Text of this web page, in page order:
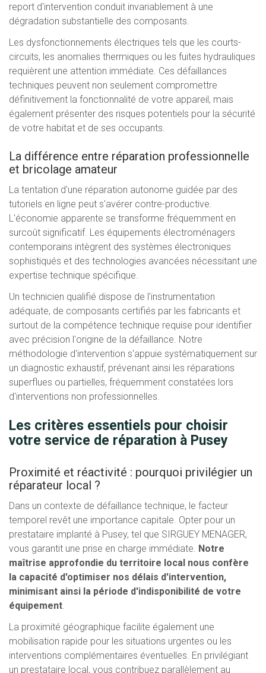
report d'intervention conduit invariablement à une
dégradation substantielle des composants.
Les dysfonctionnements électriques tels que les courts-
circuits, les anomalies thermiques ou les fuites hydrauliques
requièrent une attention immédiate. Ces défaillances
techniques peuvent non seulement compromettre
définitivement la fonctionnalité de votre appareil, mais
également présenter des risques potentiels pour la sécurité
de votre habitat et de ses occupants.
La différence entre réparation professionnelle
et bricolage amateur
La tentation d'une réparation autonome guidée par des
tutoriels en ligne peut s'avérer contre-productive.
L'économie apparente se transforme fréquemment en
surcoût significatif. Les équipements électroménagers
contemporains intègrent des systèmes électroniques
sophistiqués et des technologies avancées nécessitant une
expertise technique spécifique.
Un technicien qualifié dispose de l'instrumentation
adéquate, de composants certifiés par les fabricants et
surtout de la compétence technique requise pour identifier
avec précision l'origine de la défaillance. Notre
méthodologie d'intervention s'appuie systématiquement sur
un diagnostic exhaustif, prévenant ainsi les réparations
superflues ou partielles, fréquemment constatées lors
d'interventions non professionnelles.
Les critères essentiels pour choisir
votre service de réparation à Pusey
Proximité et réactivité : pourquoi privilégier un
réparateur local ?
Dans un contexte de défaillance technique, le facteur
temporel revêt une importance capitale. Opter pour un
prestataire implanté à Pusey, tel que SIRGUEY MENAGER,
vous garantit une prise en charge immédiate. Notre
maîtrise approfondie du territoire local nous confère
la capacité d'optimiser nos délais d'intervention,
minimisant ainsi la période d'indisponibilité de votre
équipement.
La proximité géographique facilite également une
mobilisation rapide pour les situations urgentes ou les
interventions complémentaires éventuelles. En privilégiant
un prestataire local, vous contribuez parallèlement au